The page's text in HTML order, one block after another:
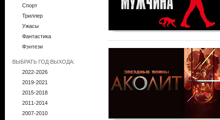
Спорт
Триллер
Ужасы
Фантастика
Фэнтези
ВЫБРАТЬ ГОД ВЫХОДА:
2022-2026
2019-2021
2015-2018
2011-2014
2007-2010